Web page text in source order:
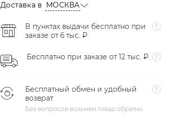
Доставка в МОСКВА
В пунктах выдачи бесплатно при
заказе от 6 тыс. ₽
Бесплатно при заказе от 12 тыс. ₽.
Бесплатный обмен и удобный
возврат
Без вопросов возьмем товар обратно